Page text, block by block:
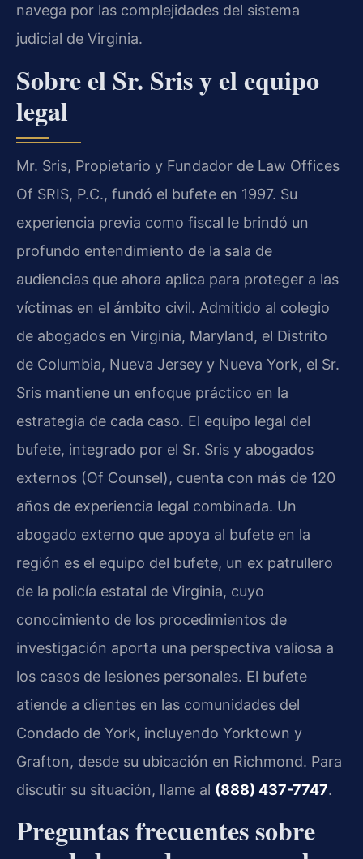
navega por las complejidades del sistema
judicial de Virginia.
Sobre el Sr. Sris y el equipo
legal
Mr. Sris, Propietario y Fundador de Law Offices
Of SRIS, P.C., fundó el bufete en 1997. Su
experiencia previa como fiscal le brindó un
profundo entendimiento de la sala de
audiencias que ahora aplica para proteger a las
víctimas en el ámbito civil. Admitido al colegio
de abogados en Virginia, Maryland, el Distrito
de Columbia, Nueva Jersey y Nueva York, el Sr.
Sris mantiene un enfoque práctico en la
estrategia de cada caso. El equipo legal del
bufete, integrado por el Sr. Sris y abogados
externos (Of Counsel), cuenta con más de 120
años de experiencia legal combinada. Un
abogado externo que apoya al bufete en la
región es el equipo del bufete, un ex patrullero
de la policía estatal de Virginia, cuyo
conocimiento de los procedimientos de
investigación aporta una perspectiva valiosa a
los casos de lesiones personales. El bufete
atiende a clientes en las comunidades del
Condado de York, incluyendo Yorktown y
Grafton, desde su ubicación en Richmond. Para
discutir su situación, llame al (888) 437-7747.
Preguntas frecuentes sobre